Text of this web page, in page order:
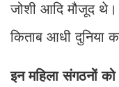
जोशी आदि मौजूद
किताब आधी दुनिया
इन महिला संगठनों को